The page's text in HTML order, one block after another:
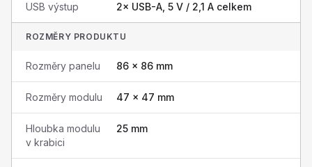
USB výstup 2× USB-A, 5 V / 2,1 A celkem
ROZMĚRY PRODUKTU
Rozměry panelu 86 × 86 mm
Rozměry modulu 47 × 47 mm
Hloubka modulu
v krabici
25 mm